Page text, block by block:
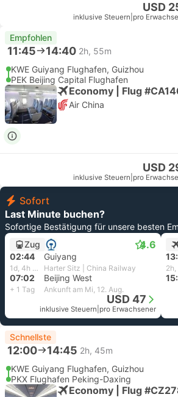
USD
inklusive Steuern pro
Empfohlen
11:45 14:40 2h, 55m
KWE Guiyang Flughafen, Guizhou
PEK Beijing Capital Flughafen
Economy | Flug
Air China
USD
inklusive Steuern pro
Sofort
Last Minute buchen?
Sofortige Bestätigung für unsere besten
Zug
4.6
02:44 Guiyang
1d, 4h und 18m Harter Sitz | China Railway
07:02 Beijing West
+ 1 Tag Ankunft am Mi, 12. Aug.
USD 47
inklusive Steuern pro Erwachsener
Schnellste
12:00 14:45 2h, 45m
KWE Guiyang Flughafen, Guizhou
PKX Flughafen Peking-Daxing
Economy | Flug